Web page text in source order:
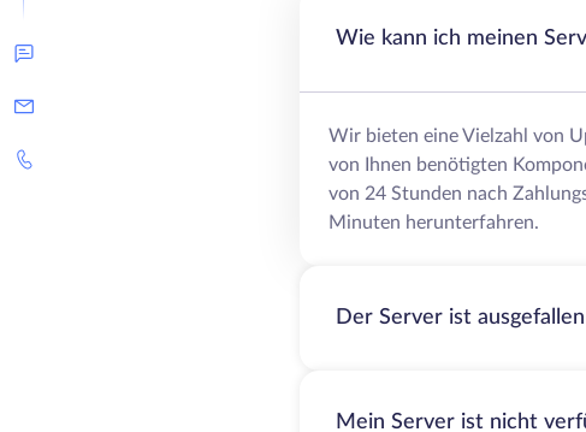
Wie kann ich meinen
Wir bieten eine Vielzahl von
von Ihnen benötigten
von 24 Stunden nach
Minuten herunterfahren.
Der Server ist
Mein Server ist nicht